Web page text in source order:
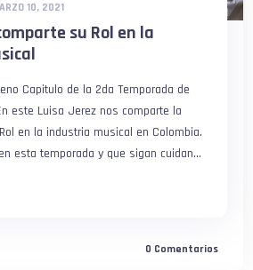
10, 2021
su Rol en la
Capitulo de la 2da Temporada de
este Luisa Jerez nos comparte la
en la industria musical en Colombia.
esta temporada y que sigan cuidan...
0 Comentarios